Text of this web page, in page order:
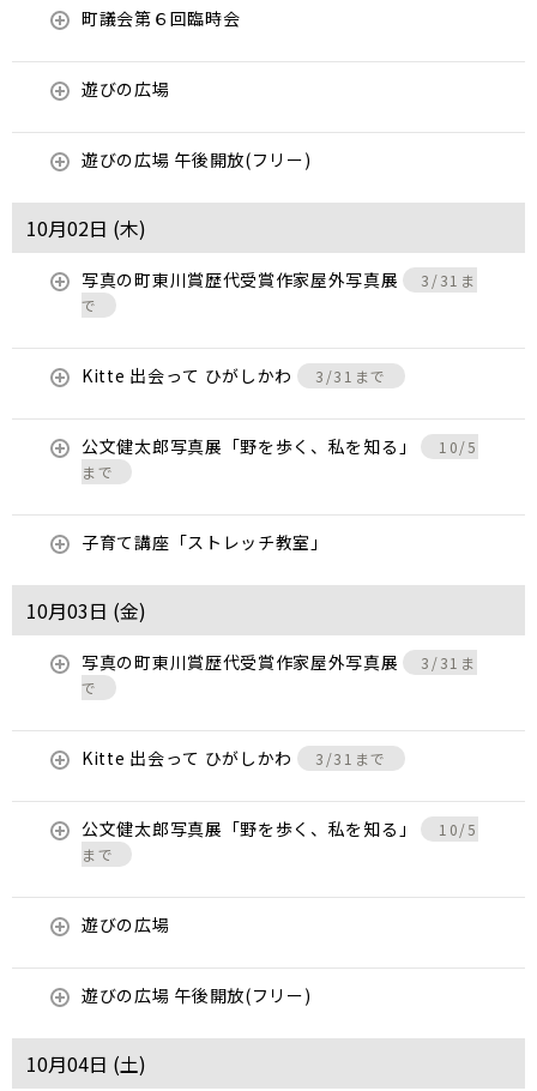
町議会第６回臨時会
遊びの広場
遊びの広場 午後開放(フリー)
10月02日 (木)
写真の町東川賞歴代受賞作家屋外写真展
3/31ま
で
Kitte 出会って ひがしかわ 3/31まで
公文健太郎写真展「野を歩く、私を知る」
10/5
まで
子育て講座「ストレッチ教室」
10月03日 (金)
写真の町東川賞歴代受賞作家屋外写真展
3/31ま
で
Kitte 出会って ひがしかわ 3/31まで
公文健太郎写真展「野を歩く、私を知る」
10/5
まで
遊びの広場
遊びの広場 午後開放(フリー)
10月04日 (土)